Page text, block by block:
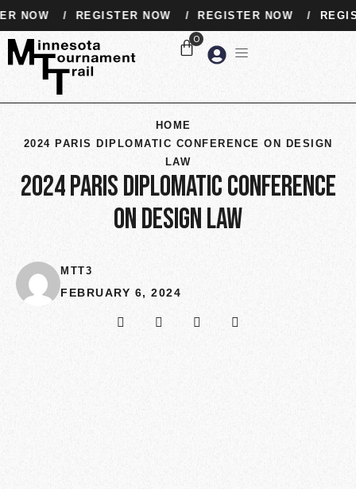
/ REGISTER NOW / REGISTER NOW /
HOME
2024 PARIS DIPLOMATIC CONFERENCE ON DESIGN
LAW
2024 PARIS DIPLOMATIC CONFERENCE
ON DESIGN LAW
MTT3
FEBRUARY 6, 2024